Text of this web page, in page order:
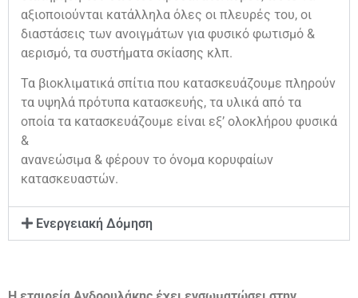
αξιοποιούνται κατάλληλα όλες οι πλευρές του, οι
διαστάσεις των ανοιγμάτων για φυσικό φωτισμό &
αερισμό, τα συστήματα σκίασης κλπ.
Τα βιοκλιματικά σπίτια που κατασκευάζουμε πληρούν
τα υψηλά πρότυπα κατασκευής, τα υλικά από τα
οποία τα κατασκευάζουμε είναι εξ’ ολοκλήρου φυσικά
&
ανανεώσιμα & φέρουν το όνομα κορυφαίων
κατασκευαστών.
Ενεργειακή Δόμηση